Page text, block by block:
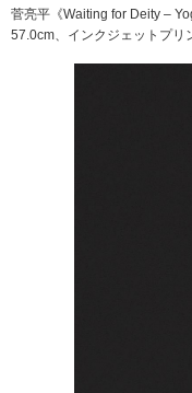
菅亮平《Waiting for Deity –
57.0cm、インクジェットプリ